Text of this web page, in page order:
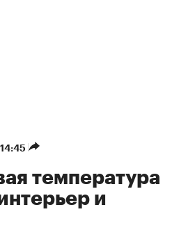
температура
и